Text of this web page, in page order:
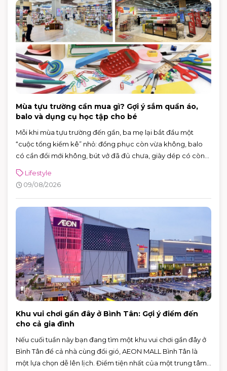
Mùa tựu trường cần mua gì? Gợi ý sắm quần áo,
balo và dụng cụ học tập cho bé
Mỗi khi mùa tựu trường đến gần, ba mẹ lại bắt đầu một
“cuộc tổng kiểm kê” nhỏ: đồng phục còn vừa không, balo
có cần đổi mới không, bút vở đã đủ chưa, giày dép có còn
nhưng nếu để sát ngày khai giảng mới chuẩn bị, việc mua
sắm rất dễ trở nên vội vàng, thiếu món này, dư món kia.
Lifestyle
09/08/2026
Khu vui chơi gần đây ở Bình Tân: Gợi ý điểm đến
cho cả gia đình
Nếu cuối tuần này bạn đang tìm một khu vui chơi gần đây ở
Bình Tân để cả nhà cùng đổi gió, AEON MALL Bình Tân là
một lựa chọn dễ lên lịch. Điểm tiện nhất của một trung tâm